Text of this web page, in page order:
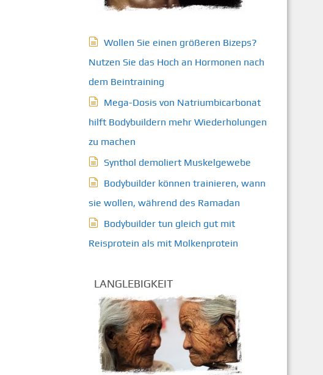
Wollen Sie einen größeren Bizeps?
Nutzen Sie das Hoch an Hormonen nach
dem Beintraining
Mega-Dosis von Natriumbicarbonat
hilft Bodybuildern mehr Wiederholungen
zu machen
Synthol demoliert Muskelgewebe
Bodybuilder können trainieren, wann
sie wollen, während des Ramadan
Bodybuilder tun gleich gut mit
Reisprotein als mit Molkenprotein
LANGLEBIGKEIT